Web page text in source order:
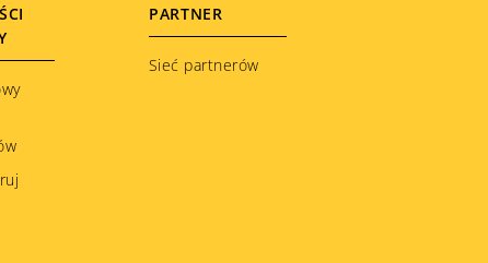
PARTNER
Sieć partnerów